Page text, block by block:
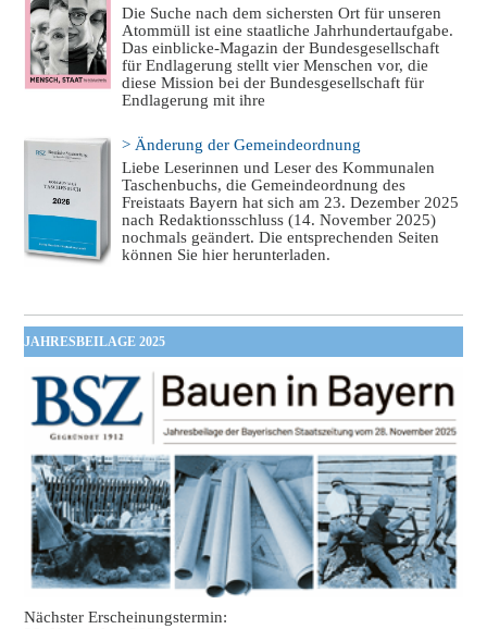
Die Suche nach dem sichersten Ort für unseren
Atommüll ist eine staatliche Jahrhundertaufgabe.
Das einblicke-Magazin der Bundesgesellschaft
für Endlagerung stellt vier Menschen vor, die
diese Mission bei der Bundesgesellschaft für
Endlagerung mit ihre
> Änderung der Gemeindeordnung
Liebe Leserinnen und Leser des Kommunalen
Taschenbuchs, die Gemeindeordnung des
Freistaats Bayern hat sich am 23. Dezember 2025
nach Redaktionsschluss (14. November 2025)
nochmals geändert. Die entsprechenden Seiten
können Sie hier herunterladen.
JAHRESBEILAGE 2025
Nächster Erscheinungstermin: